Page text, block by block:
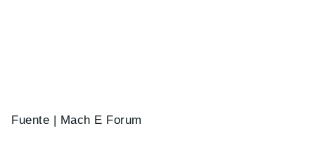
Fuente | Mach E Forum